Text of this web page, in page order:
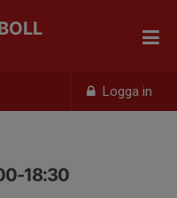
Logga in
18:30